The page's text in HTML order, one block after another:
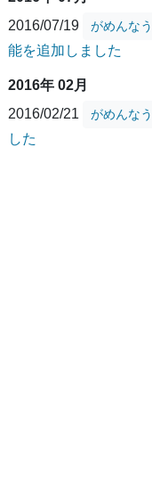
2016/07/19
がめんなう
能を追加しました
2016年 02月
2016/02/21
がめんなう
した